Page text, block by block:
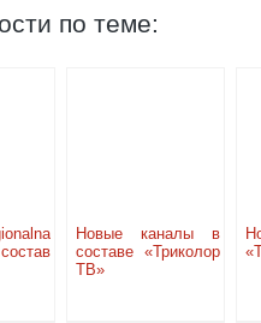
по теме:
Новые каналы в
составе «Триколор
ТВ»